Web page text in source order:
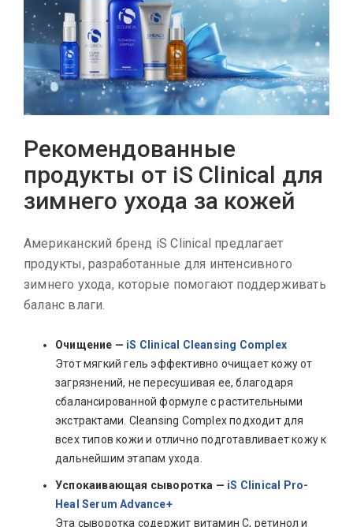
Рекомендованные
продукты от iS Clinical для
зимнего ухода за кожей
Американский бренд iS Clinical предлагает
продукты, разработанные для интенсивного
зимнего ухода, которые помогают поддерживать
баланс влаги.
Очищение — iS Clinical Cleansing Complex
Этот мягкий гель эффективно очищает кожу от
загрязнений, не пересушивая ее, благодаря
сбалансированной формуле с растительными
экстрактами. Cleansing Complex подходит для
всех типов кожи и отлично подготавливает кожу к
дальнейшим этапам ухода.
Успокаивающая сыворотка — iS Clinical Pro-
Heal Serum Advance+
Эта сыворотка содержит витамин C, ретинол и